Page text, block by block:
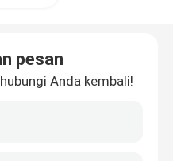
pesan
Anda kembali!